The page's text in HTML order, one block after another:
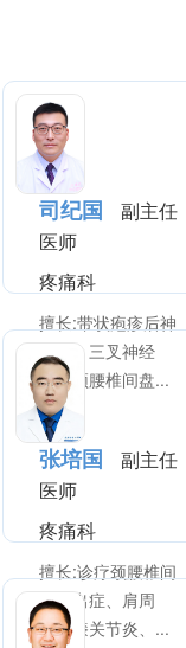
司纪国
副主任
医师
疼痛科
擅长:带状疱疹后神
经痛、三叉神经
痛、颈腰椎间盘...
张培国
副主任
医师
疼痛科
擅长:诊疗颈腰椎间
盘突出症、肩周
炎、膝关节炎、...